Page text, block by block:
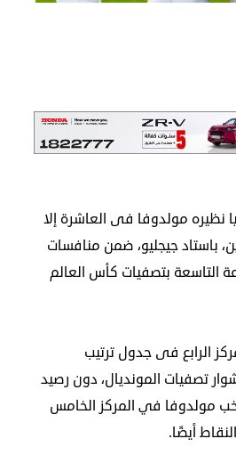
نظيره مولدوفا فى العاشرة إلا
باستاد جيجليو، ضمن منافسات
التاسعة بتصفيات كأس العالم
الرابع فى جدول ترتيب
تصفيات المونديال، دون رصيد
مولدوفا في المركز الخامس
أيضًا.